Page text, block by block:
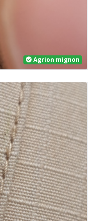
Agrion mignon